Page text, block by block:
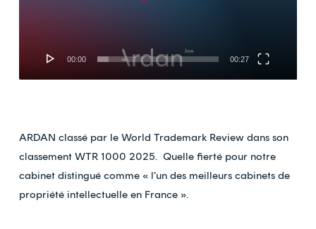
00:00 00:27
ARDAN classé par le World Trademark Review dans son
classement WTR 1000 2025. Quelle fierté pour notre
cabinet distingué comme « l’un des meilleurs cabinets de
propriété intellectuelle en France ».